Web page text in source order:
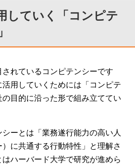
していく「コンピテ
れているコンピテンシーです
用していくためには「コンピテ
目的に沿った形で組み立ててい
ーとは「業務遂行能力の高い人
に共通する行動特性」と理解さ
ハーバード大学で研究が進めら